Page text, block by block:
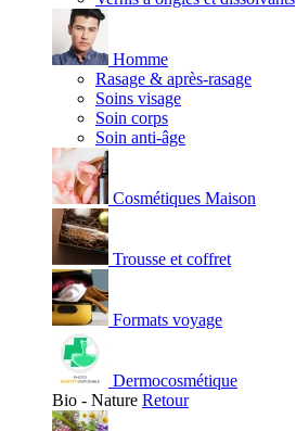
Homme
Rasage & après-rasage
Soins visage
Soin corps
Soin anti-âge
Cosmétiques Maison
Trousse et coffret
Formats voyage
Dermocosmétique
Bio - Nature Retour